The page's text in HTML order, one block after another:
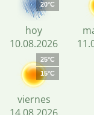
20°C
hoy
10.08.2026
25°C
15°C
viernes